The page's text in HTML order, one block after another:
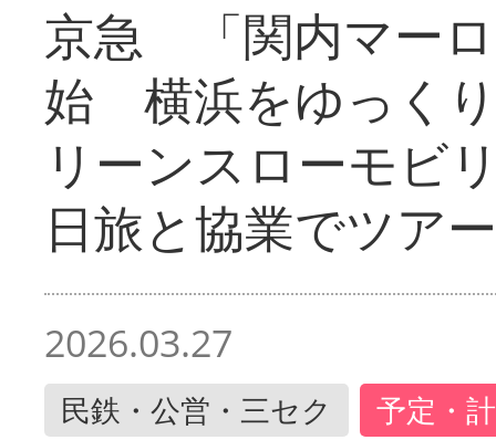
京急 「関内マー
始 横浜をゆっく
リーンスローモ
日旅と協業でツアー
2026.03.27
民鉄・公営・三セク 予定・